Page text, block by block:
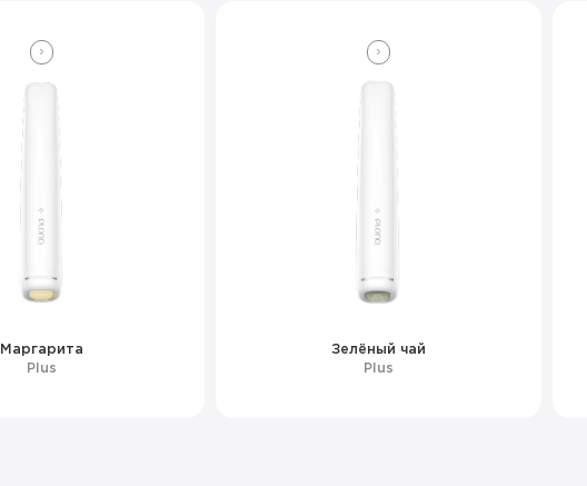
Маргарита
Plus
Зелёный чай
Plus